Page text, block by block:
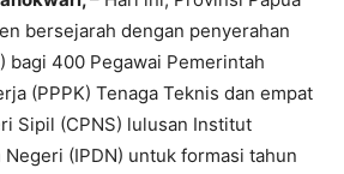
bersejarah dengan penyerahan
bagi 400 Pegawai Pemerintah
(PPPK) Tenaga Teknis dan empat
Sipil (CPNS) lulusan Institut
(IPDN) untuk formasi tahun